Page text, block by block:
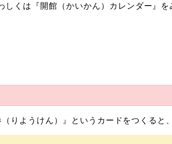
くは『開館（かいかん）カレンダー』を
（りようけん）』というカードをつくると